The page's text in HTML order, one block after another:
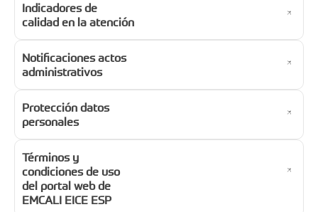
Indicadores de
calidad en la atención
Notificaciones actos
administrativos
Protección datos
personales
Términos y
condiciones de uso
del portal web de
EMCALI EICE ESP